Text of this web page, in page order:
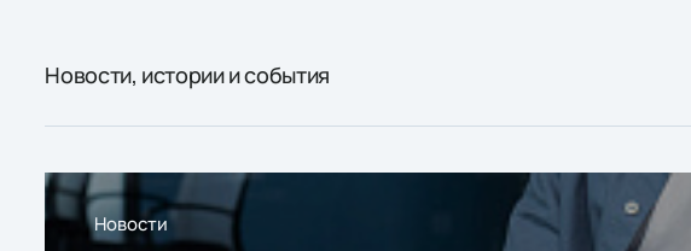
Новости, истории и события
Новости